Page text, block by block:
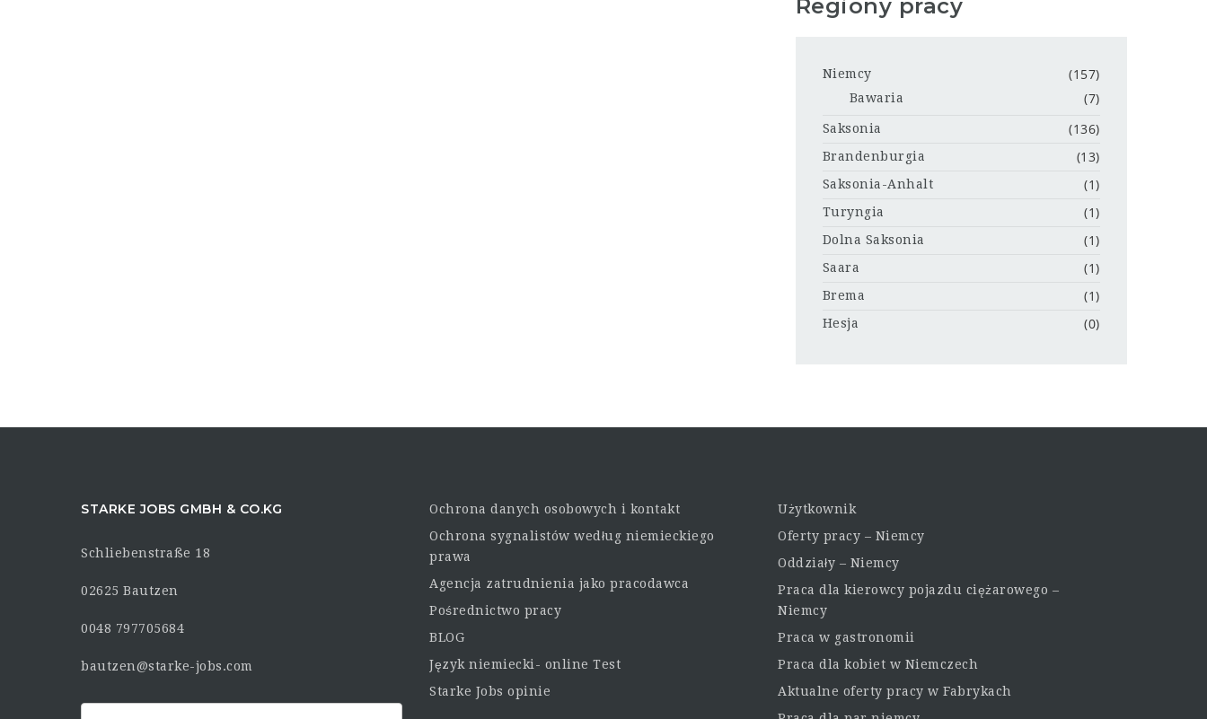
Regiony pracy
Niemcy (157)
Bawaria (7)
Saksonia (136)
Brandenburgia (13)
Saksonia-Anhalt (1)
Turyngia (1)
Dolna Saksonia (1)
Saara (1)
Brema (1)
Hesja (0)
STARKE JOBS GMBH & CO.KG
Schliebenstraße 18
02625 Bautzen
0048 797705684
bautzen@starke-jobs.com
Ochrona danych osobowych i kontakt
Ochrona sygnalistów według niemieckiego
prawa
Agencja zatrudnienia jako pracodawca
Pośrednictwo pracy
BLOG
Język niemiecki- online Test
Starke Jobs opinie
Użytkownik
Oferty pracy – Niemcy
Oddziały – Niemcy
Praca dla kierowcy pojazdu ciężarowego –
Niemcy
Praca w gastronomii
Praca dla kobiet w Niemczech
Aktualne oferty pracy w Fabrykach